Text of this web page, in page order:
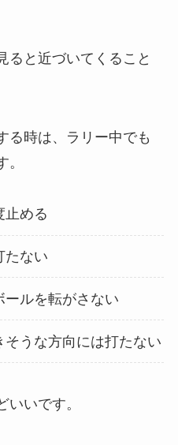
ると近づいてくること
る時は、ラリー中でも
止める
たない
ールを転がさない
うな方向には打たない
いいです。